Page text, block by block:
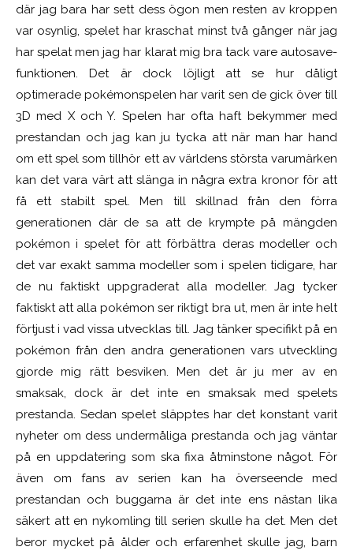
där jag bara har sett dess ögon men resten av kroppen
var osynlig, spelet har kraschat minst två gånger när jag
har spelat men jag har klarat mig bra tack vare autosave-
funktionen. Det är dock löjligt att se hur dåligt
optimerade pokémonspelen har varit sen de gick över till
3D med X och Y. Spelen har ofta haft bekymmer med
prestandan och jag kan ju tycka att när man har hand
om ett spel som tillhör ett av världens största varumärken
kan det vara värt att slänga in några extra kronor för att
få ett stabilt spel. Men till skillnad från den förra
generationen där de sa att de krympte på mängden
pokémon i spelet för att förbättra deras modeller och
det var exakt samma modeller som i spelen tidigare, har
de nu faktiskt uppgraderat alla modeller. Jag tycker
faktiskt att alla pokémon ser riktigt bra ut, men är inte helt
förtjust i vad vissa utvecklas till. Jag tänker specifikt på en
pokémon från den andra generationen vars utveckling
gjorde mig rätt besviken. Men det är ju mer av en
smaksak, dock är det inte en smaksak med spelets
prestanda. Sedan spelet släpptes har det konstant varit
nyheter om dess undermåliga prestanda och jag väntar
på en uppdatering som ska fixa åtminstone något. För
även om fans av serien kan ha överseende med
prestandan och buggarna är det inte ens nästan lika
säkert att en nykomling till serien skulle ha det. Men det
beror mycket på ålder och erfarenhet skulle jag, barn